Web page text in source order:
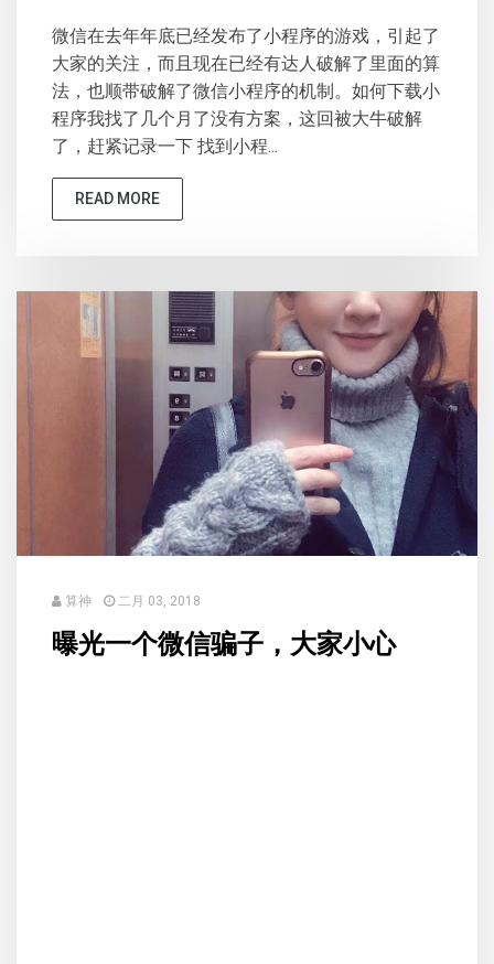
微信在去年年底已经发布了小程序的游戏，引起了
大家的关注，而且现在已经有达人破解了里面的算
法，也顺带破解了微信小程序的机制。如何下载小
程序我找了几个月了没有方案，这回被大牛破解
了，赶紧记录一下 找到小程...
READ MORE
算神 二月 03, 2018
曝光一个微信骗子，大家小心